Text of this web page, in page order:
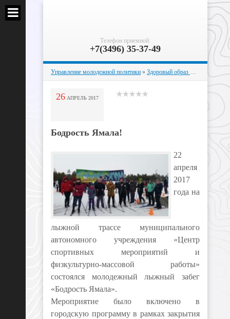
Телефон приемной:
+7(3496) 35-37-49
Управление молодежной политики » Здоровый образ жизни
26 АПРЕЛЬ 2017
Бодрость Ямала!
22
апреля
2017
года на
лыжной трассе муниципального
автономного учреждения «Центр
спортивных мероприятий и
физкультурно-массовой работы»
состоялся молодежный лыжный забег
«Бодрость Ямала».
Мероприятие было включено в
городскую программу в рамках закрытия